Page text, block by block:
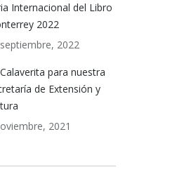
Internacional del Libro
2022
2022
para nuestra
de Extensión y
2021